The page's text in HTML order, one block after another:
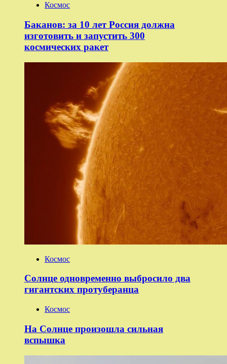
Космос
Баканов: за 10 лет Россия должна
изготовить и запустить 300
космических ракет
Космос
Солнце одновременно выбросило два
гигантских протуберанца
Космос
На Солнце произошла сильная
вспышка